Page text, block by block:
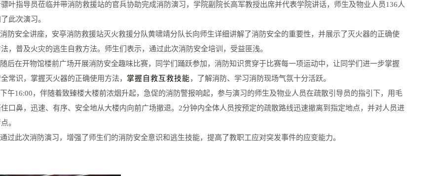
叶指导员莅临并带消防救援站的官兵协助完成消防演习，学院副院长高军教授出席并代表学院讲话，师生及物业人员136人
此次演习。
消防安全讲座，安亭消防救援站灭火救援分队黄啸靖分队长向师生详细讲解了消防安全的重要性，并展示了灭火器的正确使
，普及火灾的逃生自救方法。师生们表示，通过此次消防安全培训，受益匪浅。
随后在开物馆楼前广场开展消防安全趣味比赛，同学们踊跃参加，消防知识贯穿于比赛每一项运动中，让同学们进一步掌握
常识，掌握灭火器的正确使用方法， 掌握自救互救技能，
了解消防、学习消防现场气氛十分活跃。
下午16:00，伴随着致臻楼大楼前浓烟升起，急促的消防警报响起，参与演习的师生及物业人员在疏散引导员的指引下，用毛
口鼻，迅速、有序、安全地从大楼内向前广场撤退。 2分钟内全体人员按预定的疏散路线迅速撤离到指定地点，并对人员进
。
通过此次消防演习，增强了师生们的消防安全意识和逃生技能，提高了教职工应对突发事件的应变能力。